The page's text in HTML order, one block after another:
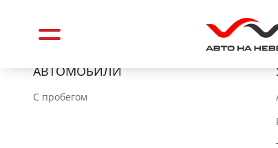
АВТОМОБИЛИ
C пробегом